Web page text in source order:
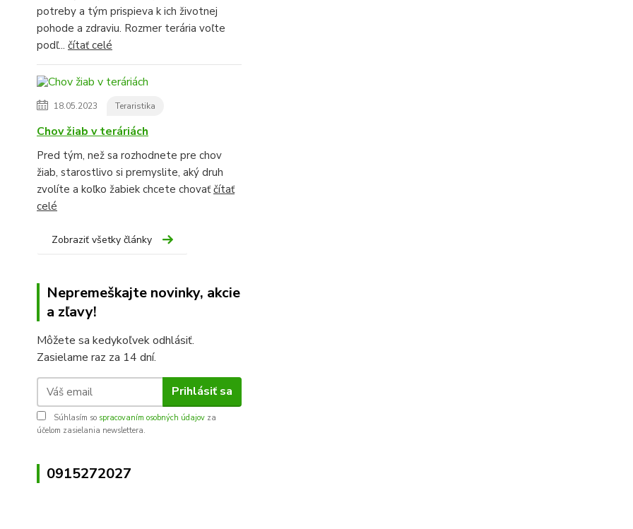
potreby a tým prispieva k ich životnej
pohode a zdraviu. Rozmer terária voľte
podľ... čítať celé
18.05.2023 Teraristika
Chov žiab v teráriách
Pred tým, než sa rozhodnete pre chov
žiab, starostlivo si premyslite, aký druh
zvolíte a koľko žabiek chcete chovaťčítať
celé
Zobraziť všetky články
Nepremeškajte novinky, akcie
a zľavy!
Môžete sa kedykoľvek odhlásiť.
Zasielame raz za 14 dní.
Prihlásiť sa
Súhlasím so spracovaním osobných údajov za
účelom zasielania newslettera.
0915272027